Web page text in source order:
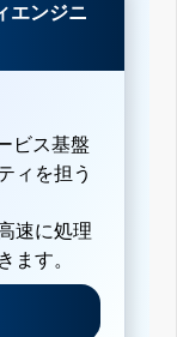
エンジニ
ビス基盤
ィを担う
速に処理
ます。